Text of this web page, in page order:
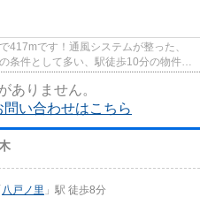
417mです！通風システムが整った、
条件として多い、駅徒歩10分の物件で
ありません。
い合わせはこちら
八戸ノ里 」駅 徒歩8分